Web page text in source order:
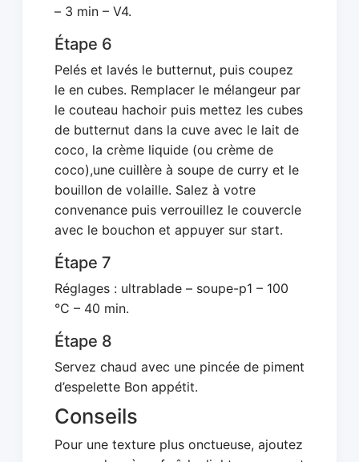
– 3 min – V4.
Étape 6
Pelés et lavés le butternut, puis coupez
le en cubes. Remplacer le mélangeur par
le couteau hachoir puis mettez les cubes
de butternut dans la cuve avec le lait de
coco, la crème liquide (ou crème de
coco),une cuillère à soupe de curry et le
bouillon de volaille. Salez à votre
convenance puis verrouillez le couvercle
avec le bouchon et appuyer sur start.
Étape 7
Réglages : ultrablade – soupe-p1 – 100
°C – 40 min.
Étape 8
Servez chaud avec une pincée de piment
d’espelette Bon appétit.
Conseils
Pour une texture plus onctueuse, ajoutez